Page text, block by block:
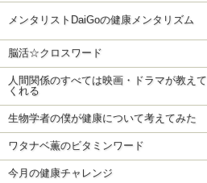
メンタリストDaiGoの健康メンタリズム
脳活☆クロスワード
人間関係のすべては映画・ドラマが教えて
くれる
生物学者の僕が健康について考えてみた
ワタナベ薫のビタミンワード
今月の健康チャレンジ